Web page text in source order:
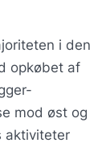
i den
opkøbet af
mod øst og
aktiviteter